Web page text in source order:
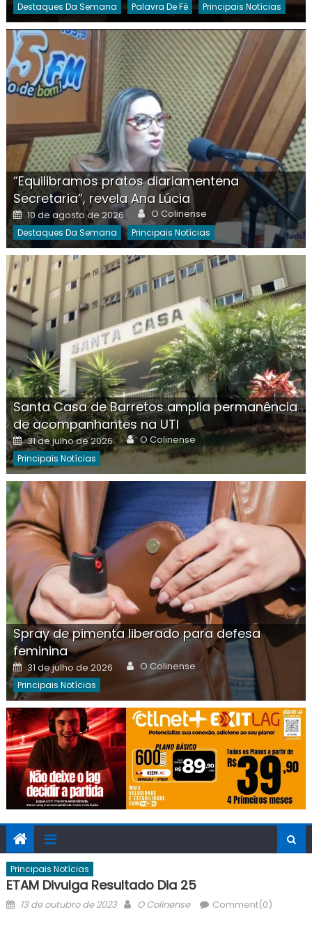
Destaques Da Semana Palavra De Fé Principais Notícias
“Equilibramos pratos diariamentena
Secretaria”, revela Ana Lúcia
Posted
on
10 de agosto de 2026 Author
O Colinense
Destaques Da Semana Principais Notícias
Santa Casa de Barretos amplia permanência
de acompanhantes na UTI
Posted
on
31 de julho de 2026 Author
O Colinense
Principais Notícias
Spray de pimenta liberado para defesa
feminina
Posted
on
31 de julho de 2026 Author
O Colinense
Principais Notícias
Principais Notícias
ETAM Divulga Resultado Dia 25
Posted
13 de outubro de 2023 Author
O Colinense Comment(0)